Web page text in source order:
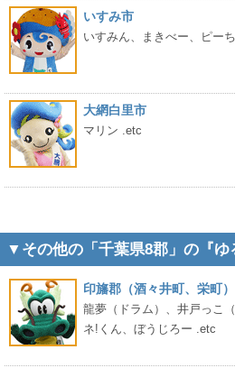
いすみ市
いすみん、まきべー、ピー
大網白里市
マリン .etc
▼その他の「千葉県8郡」の『
印旛郡（酒々井町、栄町）
龍夢（ドラム）、井戸っこ
ネ!くん、ぼうじろー .etc